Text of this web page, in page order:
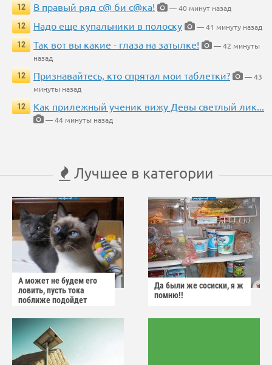
12
В правый ряд с@ би с@ка!
— 40 минут назад
12
Надо еще купальники в полоску
— 41 минуту назад
12
Так вот вы какие - глаза на затылке!
— 42 минуты
назад
12
Признавайтесь, кто спрятал мои таблетки?
— 43
минуты назад
12
Как прилежный ученик вижу Девы светлый лик...
— 44 минуты назад
Лучшее в категории
А может не будем его
ловить, пусть тока
поближе подойдет
Да были же сосиски, я ж
помню!!